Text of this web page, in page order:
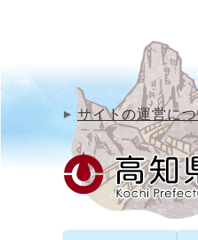
サイトの運営につ